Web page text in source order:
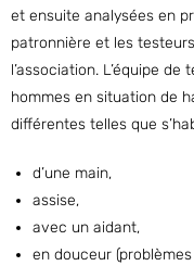
et ensuite analysées en
patronnière et les
l’association. L’équipe
hommes en situation de
différentes telles que
d’une main,
assise,
avec un aidant,
en douceur